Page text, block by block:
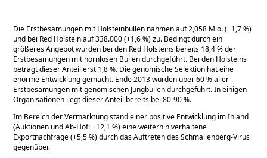
Die Erstbesamungen mit Holsteinbullen nahmen auf 2,058 Mio. (+1,7 %)
und bei Red Holstein auf 338.000 (+1,6 %) zu. Bedingt durch ein
größeres Angebot wurden bei den Red Holsteins bereits 18,4 % der
Erstbesamungen mit hornlosen Bullen durchgeführt. Bei den Holsteins
beträgt dieser Anteil erst 1,8 %. Die genomische Selektion hat eine
enorme Entwicklung gemacht. Ende 2013 wurden über 60 % aller
Erstbesamungen mit genomischen Jungbullen durchgeführt. In einigen
Organisationen liegt dieser Anteil bereits bei 80-90 %.
Im Bereich der Vermarktung stand einer positive Entwicklung im Inland
(Auktionen und Ab-Hof: +12,1 %) eine weiterhin verhaltene
Exportnachfrage (+5,5 %) durch das Auftreten des Schmallenberg-Virus
gegenüber.